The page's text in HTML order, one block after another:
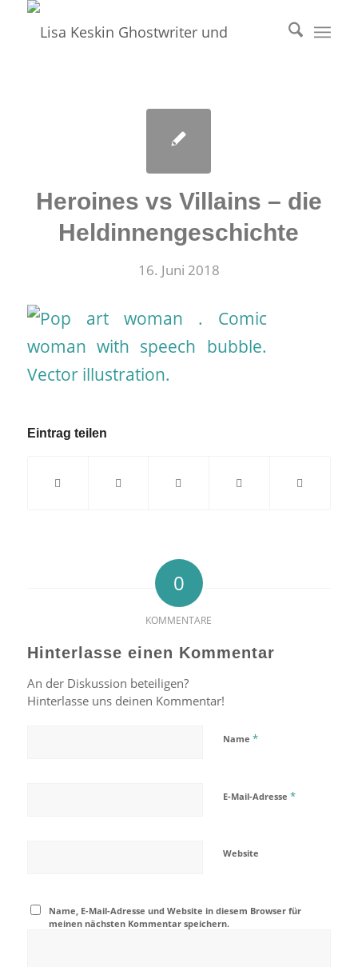
Heroines vs Villains – die
Heldinnengeschichte
16. Juni 2018
Eintrag teilen
0
KOMMENTARE
Hinterlasse einen Kommentar
An der Diskussion beteiligen?
Hinterlasse uns deinen Kommentar!
Name *
E-Mail-Adresse *
Website
Name, E-Mail-Adresse und Website in diesem Browser für
meinen nächsten Kommentar speichern.